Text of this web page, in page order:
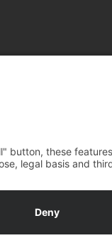
Všeobecné